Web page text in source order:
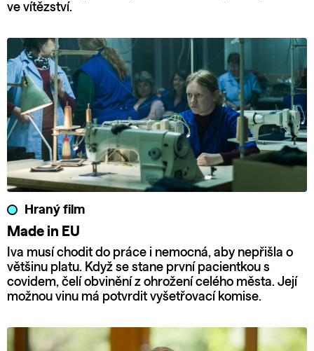
ve vítězství.
Hraný film
Made in EU
Iva musí chodit do práce i nemocná, aby nepřišla o
většinu platu. Když se stane první pacientkou s
covidem, čelí obvinění z ohrožení celého města. Její
možnou vinu má potvrdit vyšetřovací komise.